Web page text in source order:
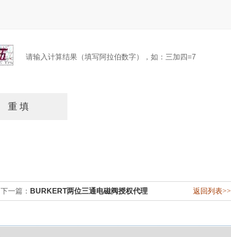
请输入计算结果（填写阿拉伯数字），如：三加四=7
下一篇： BURKERT两位三通电磁阀授权代理 返回列表>>